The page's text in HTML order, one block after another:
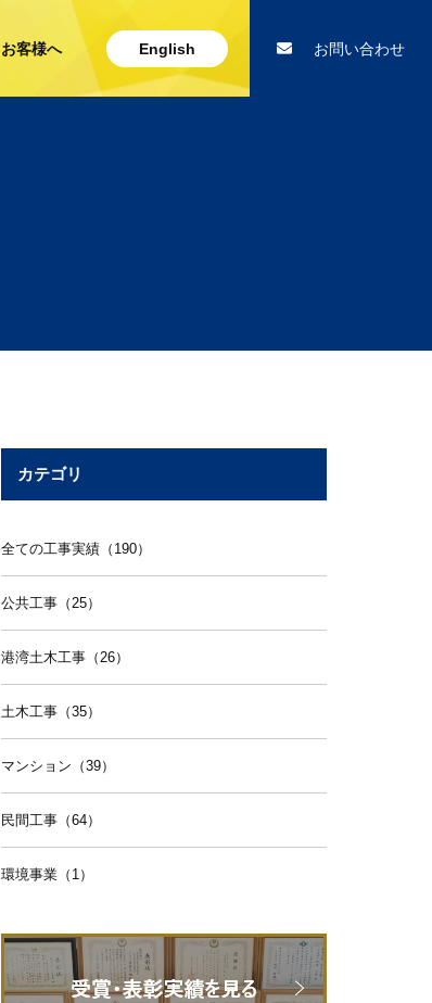
お客様へ English お問い合わせ
カテゴリ
全ての工事実績（190）
公共工事（25）
港湾土木工事（26）
土木工事（35）
マンション（39）
民間工事（64）
環境事業（1）